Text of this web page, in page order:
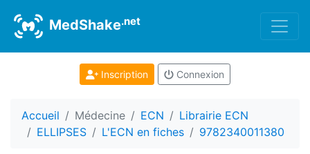
MedShake.net
Inscription Connexion
Accueil Médecine ECN
Librairie ECN
ELLIPSES
L'ECN en fiches 9782340011380